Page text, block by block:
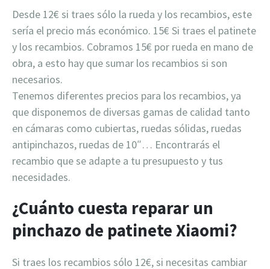
Desde 12€ si traes sólo la rueda y los recambios, este
sería el precio más económico. 15€ Si traes el patinete
y los recambios. Cobramos 15€ por rueda en mano de
obra, a esto hay que sumar los recambios si son
necesarios.
Tenemos diferentes precios para los recambios, ya
que disponemos de diversas gamas de calidad tanto
en cámaras como cubiertas, ruedas sólidas, ruedas
antipinchazos, ruedas de 10″… Encontrarás el
recambio que se adapte a tu presupuesto y tus
necesidades.
¿Cuánto cuesta reparar un
pinchazo de patinete Xiaomi?
Si traes los recambios sólo 12€, si necesitas cambiar